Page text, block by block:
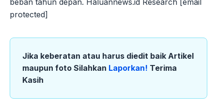
beban tahun depan. Haluannews.id Research [email
protected]
Jika keberatan atau harus diedit baik Artikel
maupun foto Silahkan Laporkan! Terima
Kasih